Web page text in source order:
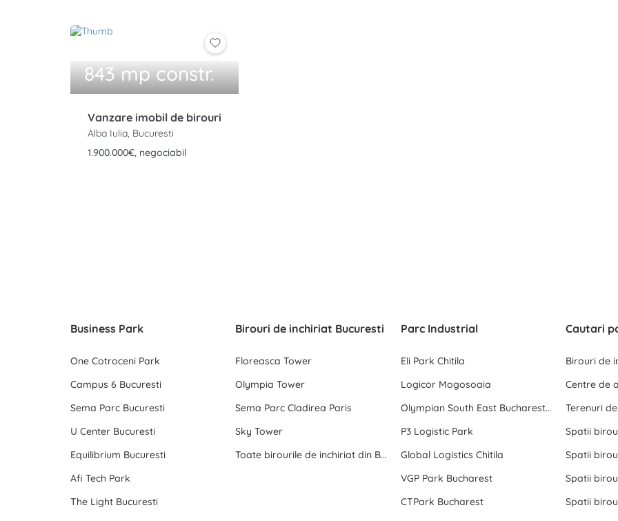
843 mp constr.
Vanzare imobil de birouri
Alba Iulia, Bucuresti
1.900.000€, negociabil
Business Park
One Cotroceni Park
Campus 6 Bucuresti
Sema Parc Bucuresti
U Center Bucuresti
Equilibrium Bucuresti
Afi Tech Park
The Light Bucuresti
Birouri de inchiriat Bucuresti
Floreasca Tower
Olympia Tower
Sema Parc Cladirea Paris
Sky Tower
Toate birourile de inchiriat din Bucuresti
Parc Industrial
Eli Park Chitila
Logicor Mogosoaia
Olympian South East Bucharest Park
P3 Logistic Park
Global Logistics Chitila
VGP Park Bucharest
CTPark Bucharest
Cautari
Birouri de
Terenuri
Spatii
Spatii
Spatii
Spatii